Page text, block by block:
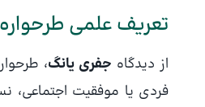
تعریف علمی
از دیدگاه جفری یانگ،
فردی یا موفقیت اجتماعی،